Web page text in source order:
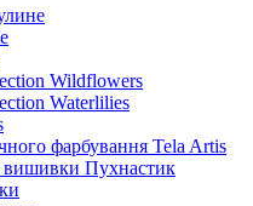
Wildflowers
Waterlilies
фарбування Tela Artis
вишивки Пухнастик